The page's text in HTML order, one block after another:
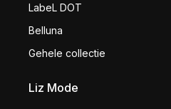
LabeL DOT
Belluna
Gehele collectie
Liz Mode